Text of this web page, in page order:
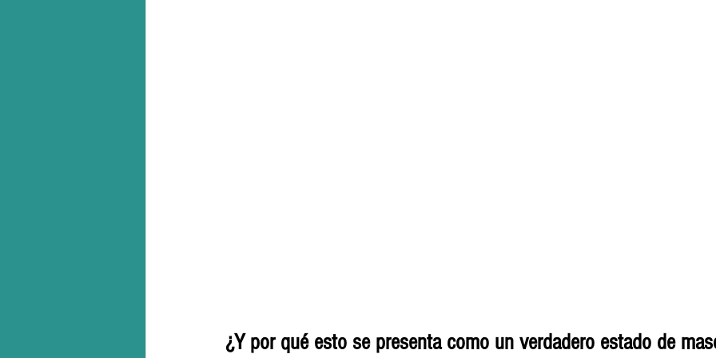
¿Y por qué esto se presenta como un verdadero estado de